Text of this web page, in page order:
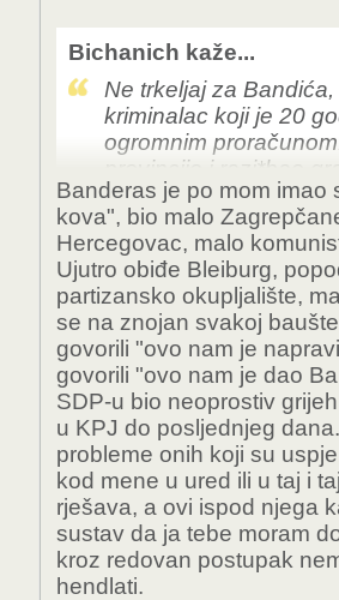
odnose s mafijom
vremena) i ne pliva
ja od mog cimera
koliko i Bandić. Jer
Bichanich kaže...
Ne trkeljaj za
kriminalac koji je 20
ogromnim
provincije i razj*bao
uhljebljivanjem, a sve
vlasti. Da je imalo
krumpire u zatvoru,
koja mu je
mu se mora priznati
dugogodišnjeg
Banderas je po mom imao
kova", bio malo
Hercegovac, malo
Ujutro obiđe Bleiburg,
partizansko okupljalište,
se na znojan svakoj
govorili "ovo nam je
govorili "ovo nam je dao
SDP-u bio neoprostiv
u KPJ do posljednjeg
probleme onih koji su
kod mene u ured ili u taj i
rješava, a ovi ispod njega
sustav da ja tebe moram
kroz redovan postupak
hendlati.